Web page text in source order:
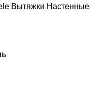
Вытяжки Настенные